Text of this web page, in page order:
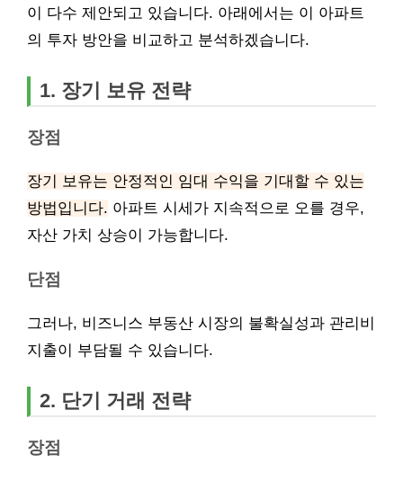
이 다수 제안되고 있습니다. 아래에서는 이 아파트
의 투자 방안을 비교하고 분석하겠습니다.
1. 장기 보유 전략
장점
장기 보유는 안정적인 임대 수익을 기대할 수 있는
방법입니다. 아파트 시세가 지속적으로 오를 경우,
자산 가치 상승이 가능합니다.
단점
그러나, 비즈니스 부동산 시장의 불확실성과 관리비
지출이 부담될 수 있습니다.
2. 단기 거래 전략
장점